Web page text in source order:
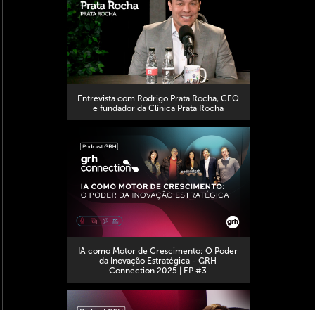
Entrevista com Rodrigo Prata Rocha, CEO
e fundador da Clínica Prata Rocha
IA como Motor de Crescimento: O Poder
da Inovação Estratégica - GRH
Connection 2025 | EP #3